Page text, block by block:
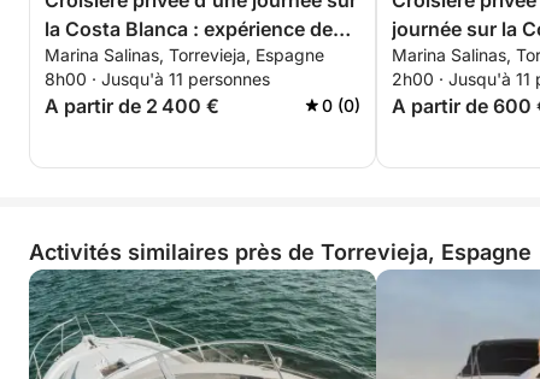
la Costa Blanca : expérience de
navigation personnalisée de
Torrevieja à Tabarca et La Manga
Marina Salinas, Torrevieja, Espagne
8h00 · Jusqu'à 11 personnes
A partir de 2 400 € 0 (0)
journée sur la
itinéraire
Marina Salinas,
2h00 · Jusqu'à 11
A partir de 600
Activités similaires près de Torrevieja, Espagne